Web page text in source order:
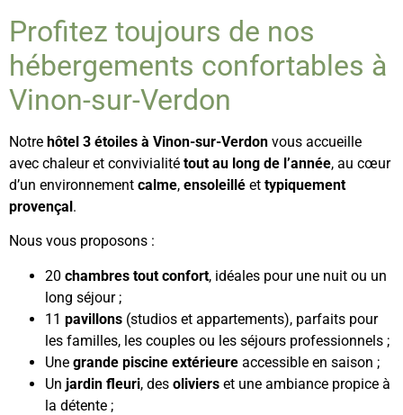
Profitez toujours de nos
hébergements confortables à
Vinon-sur-Verdon
Notre hôtel 3 étoiles à Vinon-sur-Verdon vous accueille
avec chaleur et convivialité tout au long de l’année, au cœur
d’un environnement calme, ensoleillé et typiquement
provençal.
Nous vous proposons :
20 chambres tout confort, idéales pour une nuit ou un
long séjour ;
11 pavillons (studios et appartements), parfaits pour
les familles, les couples ou les séjours professionnels ;
Une grande piscine extérieure accessible en saison ;
Un jardin fleuri, des oliviers et une ambiance propice à
la détente ;